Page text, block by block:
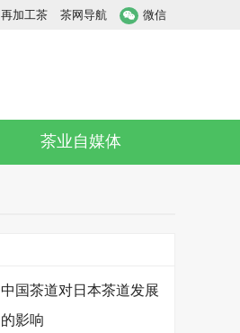
再加工茶 茶网导航 微信
茶业自媒体
中国茶道对日本茶道发展
的影响